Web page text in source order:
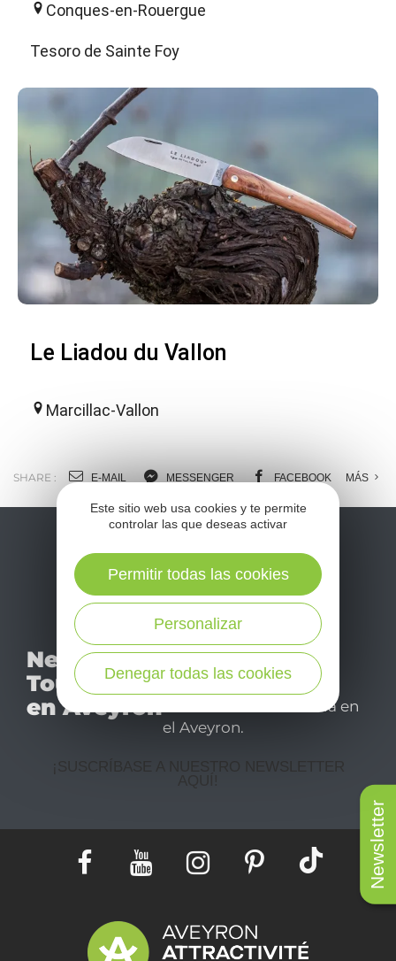
Newsletter
Conques-en-Rouergue
Tesoro de Sainte Foy
Le Liadou du Vallon
Marcillac-Vallon
SHARE : E-MAIL MESSENGER FACEBOOK MÁS
Newsletter
Tourismo
en Aveyron
No se pierda nuestro
mensual newsletter y
disfrutar de su estancia en
el Aveyron.
¡SUSCRÍBASE A NUESTRO NEWSLETTER
AQUÍ!
Este sitio web usa cookies y te permite
controlar las que deseas activar
Denegar todas las cookies
Personalizar
Permitir todas las cookies